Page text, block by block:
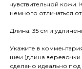
чувствительной кожи.
немного отличаться
Длина: 35 см и
Укажите в
шеи (длина
сделано идеально под